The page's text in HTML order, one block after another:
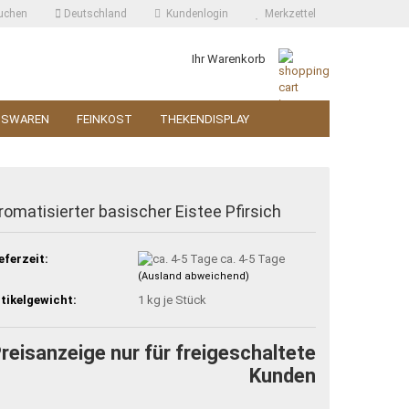
Deutschland Kundenlogin Merkzettel
Ihr Warenkorb
FEINKOST THEKENDISPLAY
basischer Eistee Pfirsich
ca. 4-5 Tage
(Ausland abweichend)
1 kg je Stück
nur für freigeschaltete
Kunden